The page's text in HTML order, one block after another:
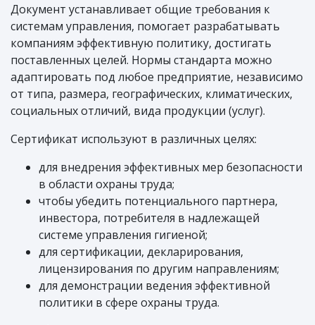
Документ устанавливает общие требования к
системам управления, помогает разрабатывать
компаниям эффективную политику, достигать
поставленных целей. Нормы стандарта можно
адаптировать под любое предприятие, независимо
от типа, размера, географических, климатических,
социальных отличий, вида продукции (услуг).
Сертификат используют в различных целях:
для внедрения эффективных мер безопасности
в области охраны труда;
чтобы убедить потенциального партнера,
инвестора, потребителя в надлежащей
системе управления гигиеной;
для сертификации, декларирования,
лицензирования по другим направлениям;
для демонстрации ведения эффективной
политики в сфере охраны труда.